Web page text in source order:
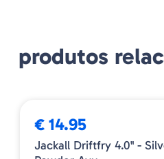
produtos
€ 14.95
Jackall Driftfry 4.0" -